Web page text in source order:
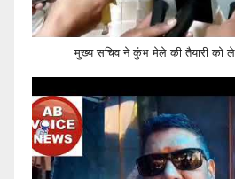
मुख्य सचिव ने कुंभ मेले की तैयारी को